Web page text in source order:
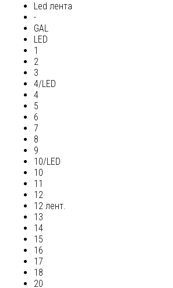
Led лента
-
GAL
LED
1
2
3
4/LED
4
5
6
7
8
9
10/LED
10
11
12
12 лент.
13
14
15
16
17
18
20